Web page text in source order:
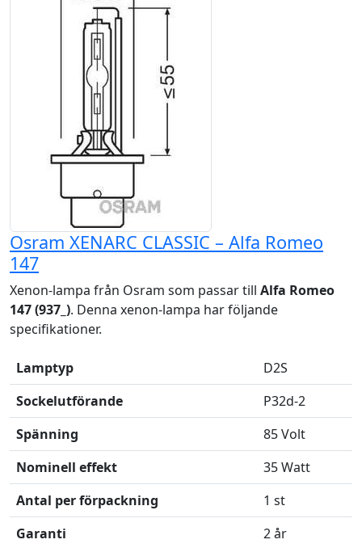
Osram XENARC CLASSIC – Alfa Romeo
147
Xenon-lampa från Osram som passar till Alfa Romeo
147 (937_). Denna xenon-lampa har följande
specifikationer.
Lamptyp
D2S
Sockelutförande
P32d-2
Spänning
85 Volt
Nominell effekt
35 Watt
Antal per förpackning
1 st
Garanti
2 år